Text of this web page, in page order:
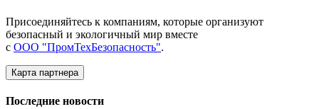
Присоединяйтесь к компаниям, которые организуют
безопасный и экологичный мир вместе
с ООО "ПромТехБезопасность".
Карта партнера
Последние новости